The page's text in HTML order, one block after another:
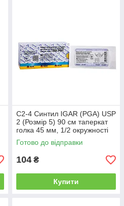
С2-4 Синтил IGAR (PGA) USP
2 (Розмір 5) 90 см таперкат
голка 45 мм, 1/2 окружності
Готово до відправки
104 ₴
Купити